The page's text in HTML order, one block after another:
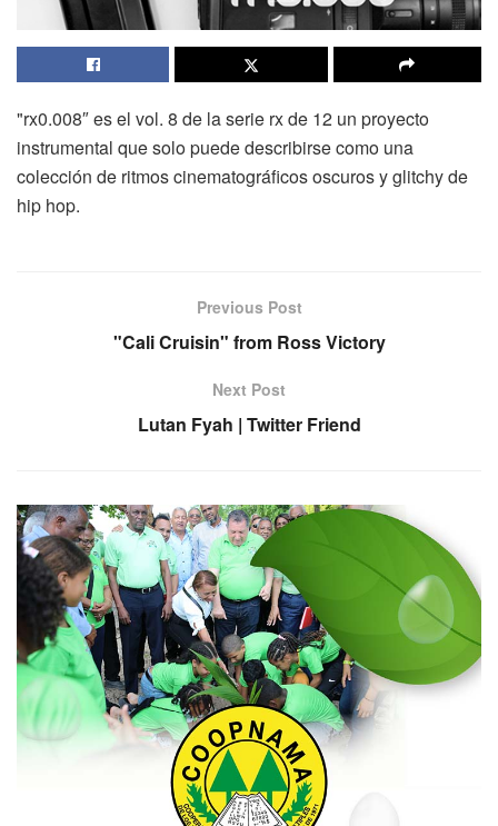
"rx0.008″ es el vol. 8 de la serie rx de 12 un proyecto
instrumental que solo puede describirse como una
colección de ritmos cinematográficos oscuros y glitchy de
hip hop.
Previous Post
"Cali Cruisin" from Ross Victory
Next Post
Lutan Fyah | Twitter Friend